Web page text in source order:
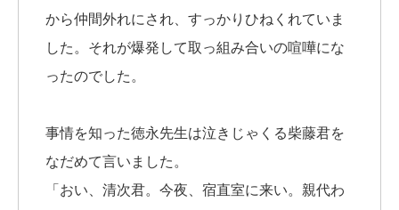
から仲間外れにされ、すっかりひねくれていま
した。それが爆発して取っ組み合いの喧嘩にな
ったのでした。
事情を知った徳永先生は泣きじゃくる柴藤君を
なだめて言いました。
「おい、清次君。今夜、宿直室に来い。親代わ